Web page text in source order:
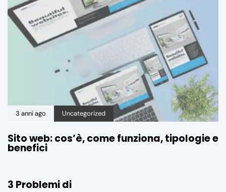
3 anni ago Uncategorized
Sito web: cos’è, come funziona, tipologie e
benefici
3 Problemi di